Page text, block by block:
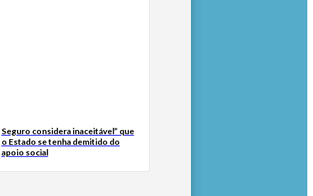
Seguro considera inaceitável” que
o Estado se tenha demitido do
apoio social